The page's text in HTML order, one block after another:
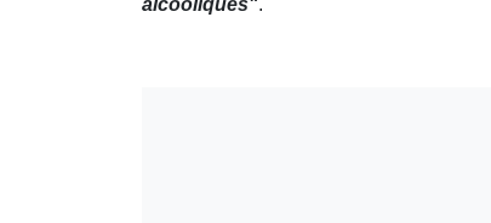
alcooliques".